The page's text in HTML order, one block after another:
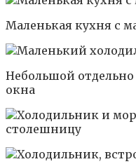
Маленькая кухня с
Небольшой
окна